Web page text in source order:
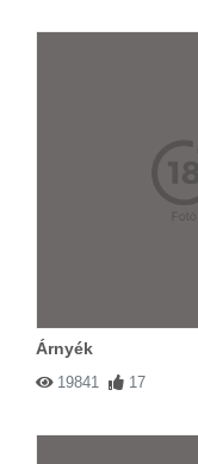
Árnyék
19841 17